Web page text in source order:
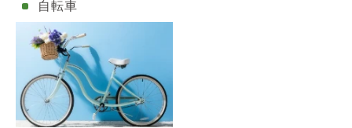
自転車